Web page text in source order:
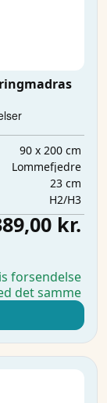
90 x 200 cm
Lommefjedre
23 cm
H2/H3
kr.
forsendelse
det samme